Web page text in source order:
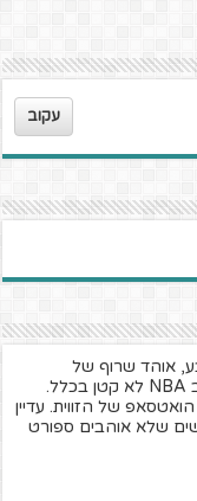
עקוב
אוהד שרוף של
הקבוצה המקומית וגם חובב NBA לא קטן בכלל.
של הזווית. עדיין
שלא אוהבים ספורט